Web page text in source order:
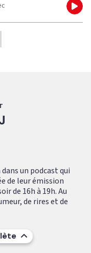
un podcast qui
de leur émission
de 16h à 19h. Au
de rires et de